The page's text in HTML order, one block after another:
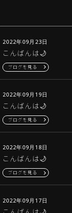
2022年09月23日
こんばんは🌙
ブログを見る
2022年09月19日
こんばんは🌙
ブログを見る
2022年09月18日
こんばんは🌙
ブログを見る
2022年09月17日